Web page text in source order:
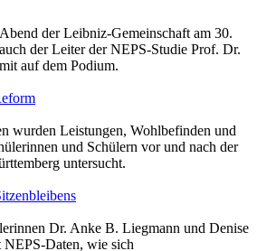
der Leibniz-Gemeinschaft am 30.
der Leiter der NEPS-Studie Prof. Dr.
auf dem Podium.
wurden Leistungen, Wohlbefinden und
und Schülern vor und nach der
untersucht.
Dr. Anke B. Liegmann und Denise
NEPS-Daten, wie sich